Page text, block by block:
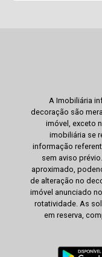
A Imobiliária
decoração são
imóvel, exceto
imobiliária se
informação
sem aviso
aproximado,
de alteração no
imóvel anunciado
rotatividade. As
em reserva,